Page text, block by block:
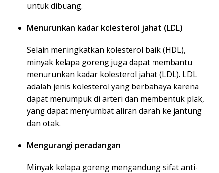
untuk dibuang.
Menurunkan kadar kolesterol jahat (LDL)
Selain meningkatkan kolesterol baik (HDL),
minyak kelapa goreng juga dapat membantu
menurunkan kadar kolesterol jahat (LDL). LDL
adalah jenis kolesterol yang berbahaya karena
dapat menumpuk di arteri dan membentuk plak,
yang dapat menyumbat aliran darah ke jantung
dan otak.
Mengurangi peradangan
Minyak kelapa goreng mengandung sifat anti-